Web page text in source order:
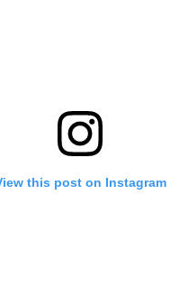
this post on Instagram